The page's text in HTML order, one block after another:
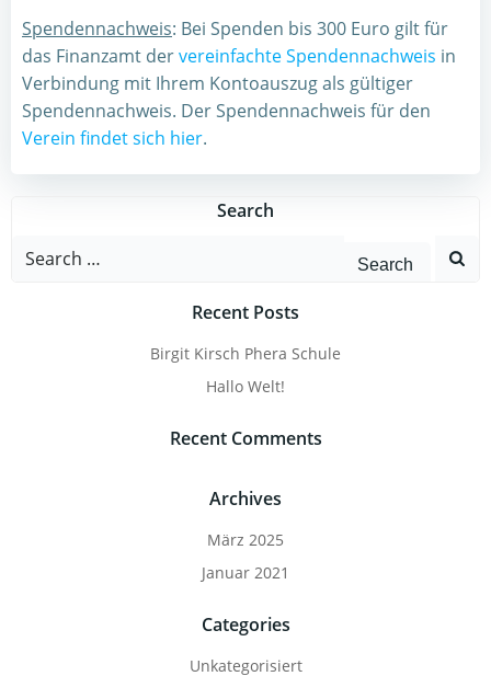
Spendennachweis: Bei Spenden bis 300 Euro gilt für
das Finanzamt dervereinfachte Spendennachweis in
Verbindung mit Ihrem Kontoauszug als gültiger
Spendennachweis. Der Spendennachweis für den
Verein findet sich hier.
Search
Search
Recent Posts
Birgit Kirsch Phera Schule
Hallo Welt!
Recent Comments
Archives
März 2025
Januar 2021
Categories
Unkategorisiert